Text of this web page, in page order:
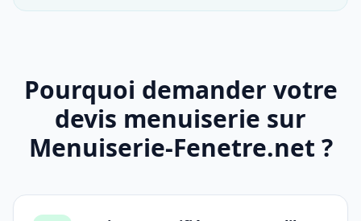
Pourquoi demander votre
devis menuiserie sur
Menuiserie-Fenetre.net ?